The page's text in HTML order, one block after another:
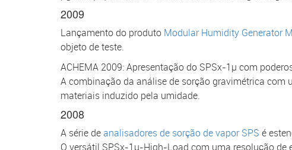
2009
Lançamento do produto Modular Humidity Generator
objeto de teste.
ACHEMA 2009: Apresentação do SPSx-1µ com
A combinação da análise de sorção gravimétrica
materiais induzido pela umidade.
2008
A série deanalisadores de sorção de vapor SPS é
O versátil SPSx-1µ-High-Load com uma resolução